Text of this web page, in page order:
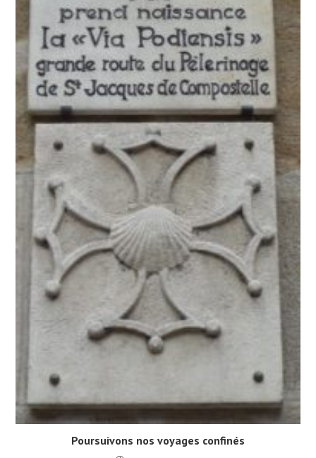
Poursuivons nos voyages confinés